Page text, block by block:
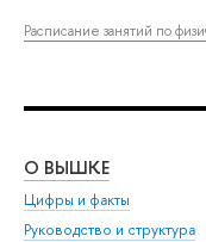
Расписание занятий по
О ВЫШКЕ
Цифры и факты
Руководство и структура